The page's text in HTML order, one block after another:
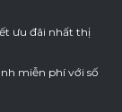
ưu đãi nhất thị
miễn phí với số